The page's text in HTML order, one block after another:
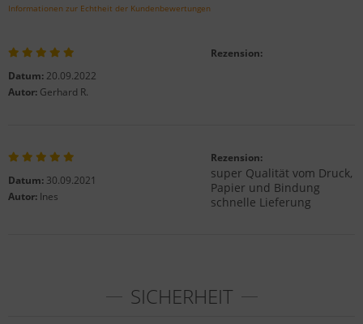
Informationen zur Echtheit der Kundenbewertungen
Datum: 20.09.2022
Autor: Gerhard R.
Rezension:
Datum: 30.09.2021
Autor: Ines
Rezension:
super Qualität vom Druck,
Papier und Bindung
schnelle Lieferung
SICHERHEIT